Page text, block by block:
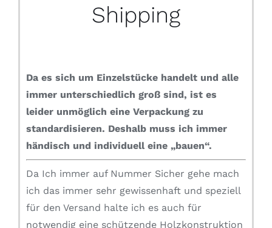
Shipping
Da es sich um Einzelstücke handelt und alle
immer unterschiedlich groß sind, ist es
leider unmöglich eine Verpackung zu
standardisieren. Deshalb muss ich immer
händisch und individuell eine „bauen“.
Da Ich immer auf Nummer Sicher gehe mach
ich das immer sehr gewissenhaft und speziell
für den Versand halte ich es auch für
notwendig eine schützende Holzkonstruktion